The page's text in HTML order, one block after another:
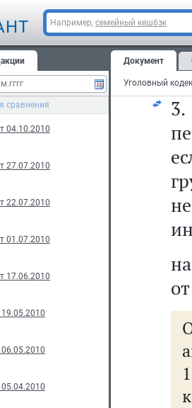
Например, семейный кешбэк
сравнения
04.10.2010
27.07.2010
04.10.2010
27.07.2010
22.07.2010
01.07.2010
17.06.2010
Документ